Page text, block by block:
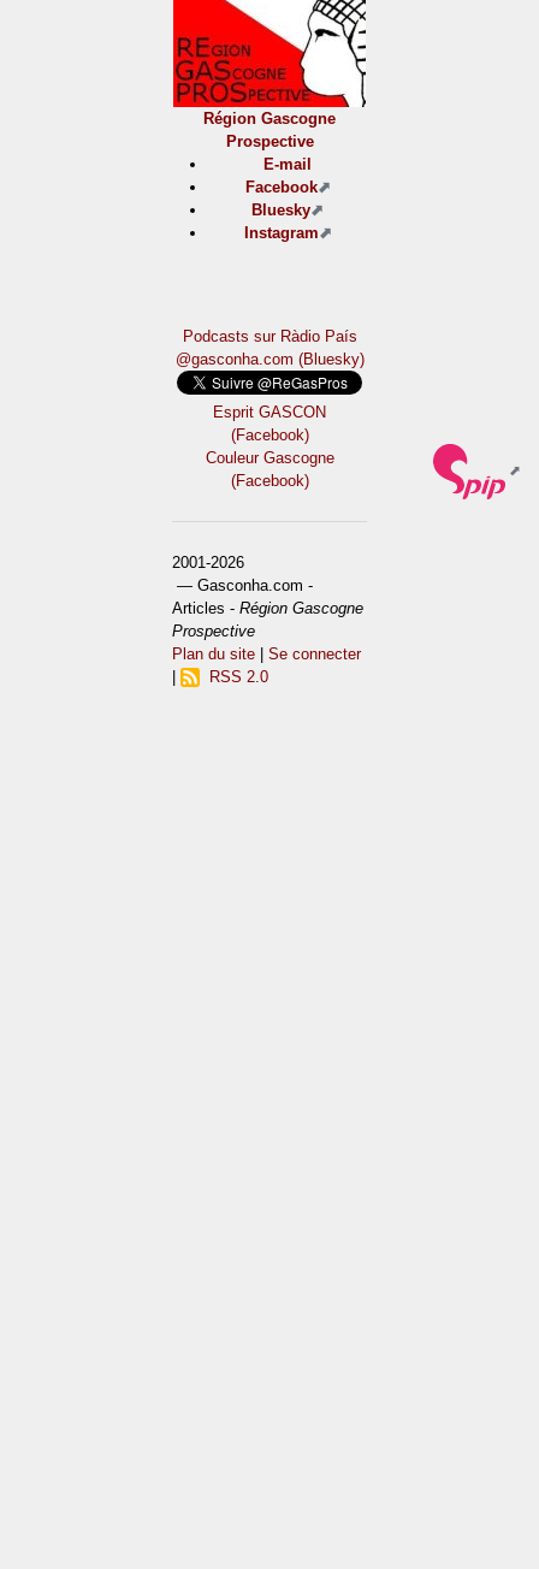
Région Gascogne
Prospective
E-mail
Facebook
Bluesky
Instagram
Podcasts sur Ràdio País
@gasconha.com (Bluesky)
Esprit GASCON
(Facebook)
Couleur Gascogne
(Facebook)
2001-2026
— Gasconha.com -
Articles -Région Gascogne
Prospective
Plan du site |Se connecter
RSS 2.0